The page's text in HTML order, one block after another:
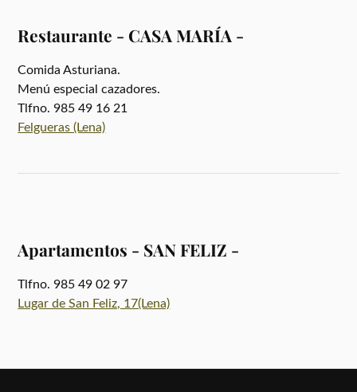
Restaurante - CASA MARÍA -
Comida Asturiana.
Menú especial cazadores.
Tlfno. 985 49 16 21
Felgueras (Lena)
Apartamentos - SAN FELIZ -
Tlfno. 985 49 02 97
Lugar de San Feliz, 17(Lena)